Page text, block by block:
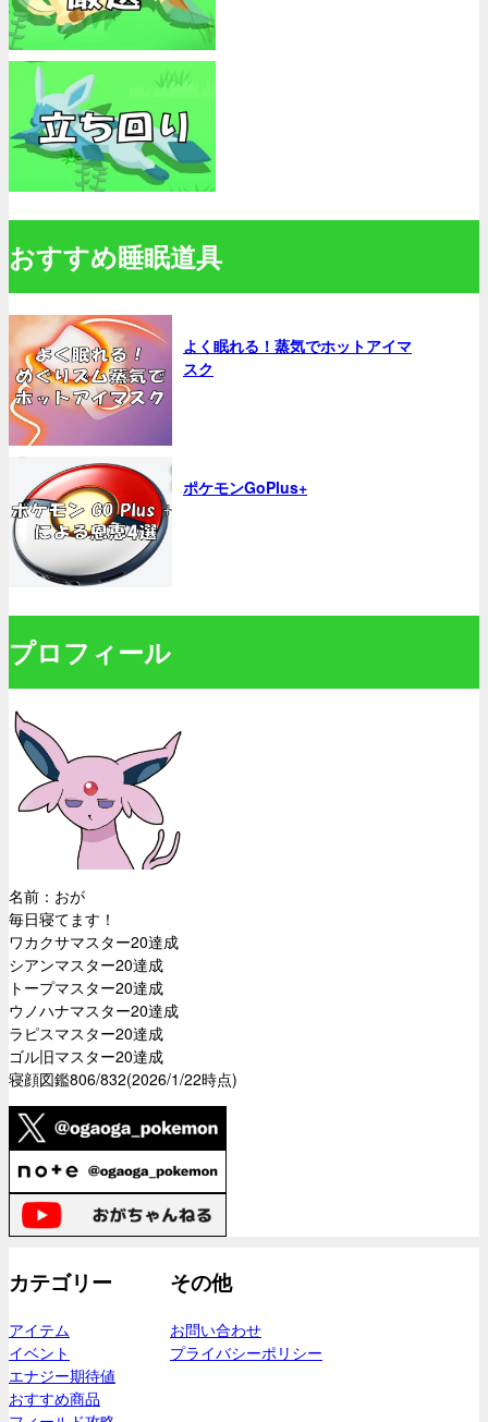
おすすめ睡眠道具
よく眠れる！蒸気でホットアイマ
スク
ポケモンGoPlus+
プロフィール
名前：おが
毎日寝てます！
ワカクサマスター20達成
シアンマスター20達成
トープマスター20達成
ウノハナマスター20達成
ラピスマスター20達成
ゴル旧マスター20達成
寝顔図鑑806/832(2026/1/22時点)
カテゴリー
アイテム
イベント
エナジー期待値
おすすめ商品
その他
お問い合わせ
プライバシーポリシー